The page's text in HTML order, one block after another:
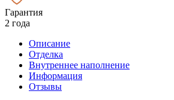
Гарантия
2 года
Описание
Отделка
Внутреннее наполнение
Информация
Отзывы